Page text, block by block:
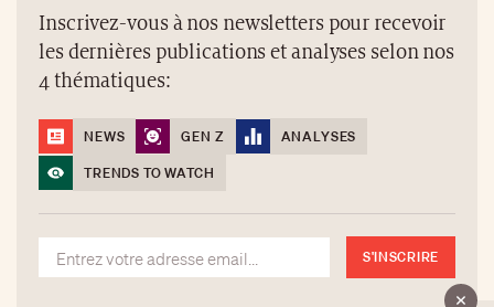
Inscrivez-vous à nos newsletters pour recevoir
les dernières publications et analyses selon nos
4 thématiques:
NEWS GEN Z
ANALYSES
TRENDS TO WATCH
S'INSCRIRE